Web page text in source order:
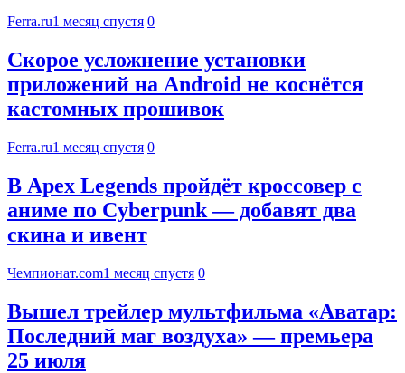
Ferra.ru1 месяц спустя 0
Скорое усложнение установки
приложений на Android не коснётся
кастомных прошивок
Ferra.ru1 месяц спустя 0
В Apex Legends пройдёт кроссовер с
аниме по Cyberpunk — добавят два
скина и ивент
Чемпионат.com1 месяц спустя 0
Вышел трейлер мультфильма «Аватар:
Последний маг воздуха» — премьера
25 июля